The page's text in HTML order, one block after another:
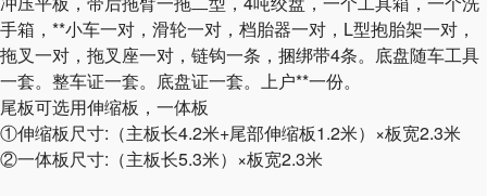
手箱，**小车一对，滑轮一对，档胎器一对，L型抱胎架一对，
拖叉一对，拖叉座一对，链钩一条，捆绑带4条。底盘随车工具
一套。整车证一套。底盘证一套。上户**一份。
尾板可选用伸缩板，一体板
①伸缩板尺寸:（主板长4.2米+尾部伸缩板1.2米）×板宽2.3米
②一体板尺寸:（主板长5.3米）×板宽2.3米